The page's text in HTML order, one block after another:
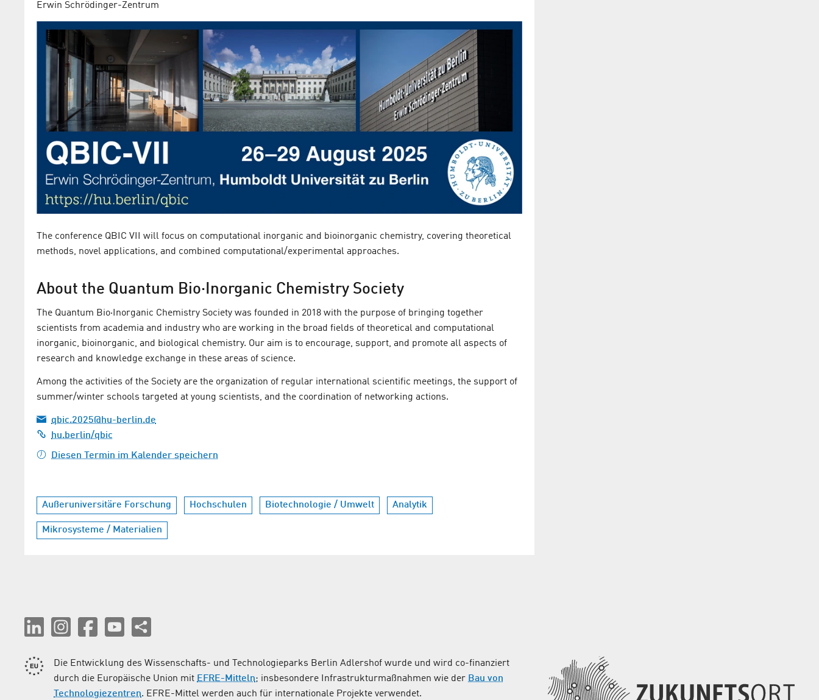
Erwin Schrödinger-Zentrum
The conference QBIC VII will focus on computational inorganic and bioinorganic chemistry, covering theoretical
methods, novel applications, and combined computational/experimental approaches.
About the Quantum Bio·Inorganic Chemistry Society
The Quantum Bio·Inorganic Chemistry Society was founded in 2018 with the purpose of bringing together
scientists from academia and industry who are working in the broad fields of theoretical and computational
inorganic, bioinorganic, and biological chemistry. Our aim is to encourage, support, and promote all aspects of
research and knowledge exchange in these areas of science.
Among the activities of the Society are the organization of regular international scientific meetings, the support of
summer/winter schools targeted at young scientists, and the coordination of networking actions.
qbic.2025@hu-berlin.de
hu.berlin/qbic
Diesen Termin im Kalender speichern
Außeruniversitäre Forschung Hochschulen Biotechnologie / Umwelt Analytik
Mikrosysteme / Materialien
Die Entwicklung des Wissenschafts- und Technologieparks Berlin Adlershof wurde und wird co-finanziert
durch die Europäische Union mit EFRE-Mitteln; insbesondere Infrastrukturmaßnahmen wie der Bau von
Technologiezentren. EFRE-Mittel werden auch für internationale Projekte verwendet.